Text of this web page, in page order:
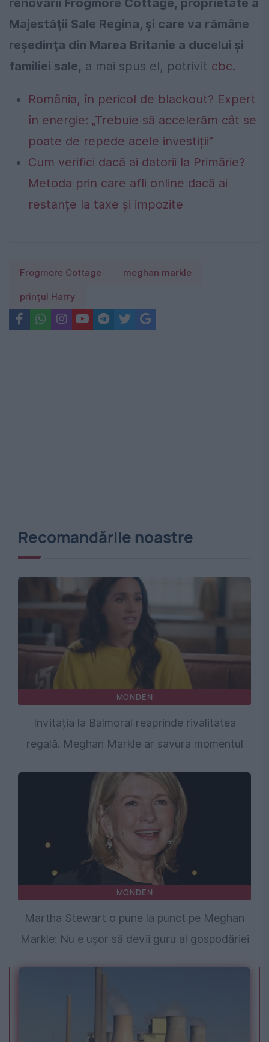
Majestăţii Sale Regina, şi care va rămâne
reşedinţa din Marea Britanie a ducelui şi
familiei sale, a mai spus el, potrivit cbc.
România, în pericol de blackout? Expert
în energie: „Trebuie să accelerăm cât se
poate de repede acele investiții”
Cum verifici dacă ai datorii la Primărie?
Metoda prin care afli online dacă ai
restanțe la taxe și impozite
Frogmore Cottage meghan markle
prinţul Harry
Recomandările noastre
MONDEN
Invitația la Balmoral reaprinde rivalitatea
regală. Meghan Markle ar savura momentul
MONDEN
Martha Stewart o pune la punct pe Meghan
Markle: Nu e ușor să devii guru al gospodăriei